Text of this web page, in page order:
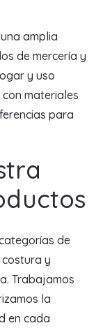
amplia
de mercería y
y uso
materiales
para
de
y
Trabajamos
la
en cada